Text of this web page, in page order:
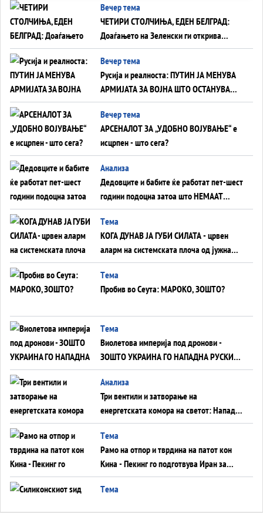
Вечер тема
ЧЕТИРИ СТОЛЧИЊА, ЕДЕН БЕЛГРАД:
Доаѓањето на Зеленски ги открива
тајните на политиката на балансирање
на Вучиќ
Вечер тема
Русија и реалноста: ПУТИН ЈА МЕНУВА
АРМИЈАТА ЗА ВОЈНА ШТО ОСТАНУВА
БЕЗ ФРОНТ
Вечер тема
АРСЕНАЛОТ ЗА „УДОБНО ВОЈУВАЊЕ“ е
исцрпен - што сега?
Анализа
Дедовците и бабите ќе работат пет-шест
години подоцна затоа што НЕМААТ
ВНУЦИ ДА ГИ ЗАМЕНАТ
Tема
КОГА ДУНАВ ЈА ГУБИ СИЛАТА - црвен
аларм на системската плоча од јужна
Германија до Црното Море...
Tема
Пробив во Сеута: МАРОКО, ЗОШТО?
Tема
Виолетова империја под дронови -
ЗОШТО УКРАИНА ГО НАПАДНА РУСКИОТ
WILDBERRIES
Aнализа
Три вентили и затворање на
енергетската комора на светот: Нападот
во Суец најавува глобален енергетски
инфаркт?
Tема
Рамо на отпор и тврдина на патот кон
Кина - Пекинг го подготвува Иран за
американска копнена инвазија
Tема